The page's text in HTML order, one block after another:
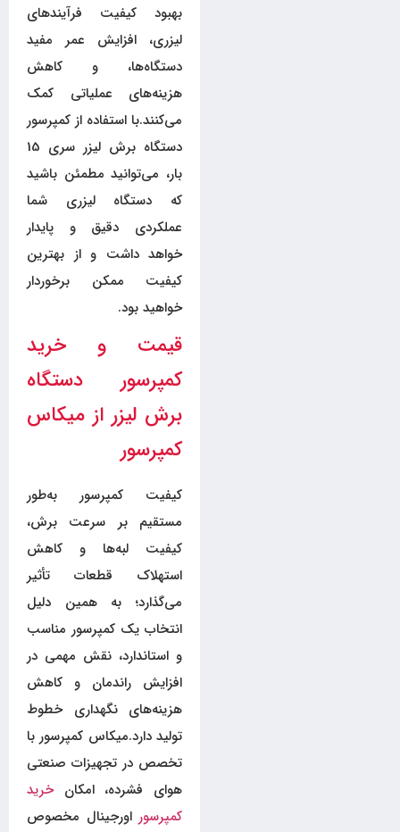
بهبود کیفیت فرآیندهای
لیزری، افزایش عمر مفید
دستگاه‌ها، و کاهش
هزینه‌های عملیاتی کمک
می‌کنند.با استفاده از کمپرسور
دستگاه برش لیزر سری 15
بار، می‌توانید مطمئن باشید
که دستگاه لیزری شما
عملکردی دقیق و پایدار
خواهد داشت و از بهترین
کیفیت ممکن برخوردار
خواهید بود.
قیمت و خرید
کمپرسور دستگاه
برش لیزر از میکاس
کمپرسور
کیفیت کمپرسور به‌طور
مستقیم بر سرعت برش،
کیفیت لبه‌ها و کاهش
استهلاک قطعات تأثیر
می‌گذارد؛ به همین دلیل
انتخاب یک کمپرسور مناسب
و استاندارد، نقش مهمی در
افزایش راندمان و کاهش
هزینه‌های نگهداری خطوط
تولید دارد.میکاس کمپرسور با
تخصص در تجهیزات صنعتی
هوای فشرده، امکانخرید
کمپرسور اورجینال مخصوص